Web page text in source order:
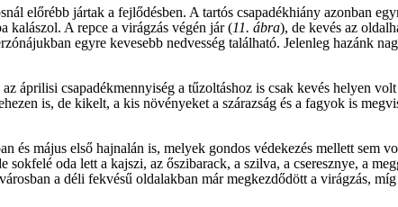
előrébb jártak a fejlődésben. A tartós csapadékhiány azonban
kalászol. A repce a virágzás végén jár (11. ábra), de kevés az
egyre kevesebb nedvesség található. Jelenleg hazánk
áprilisi csapadékmennyiség a tűzoltáshoz is csak kevés helyen
is, de kikelt, a kis növényeket a szárazság és a fagyok is
és május első hajnalán is, melyek gondos védekezés mellett sem
oda lett a kajszi, az őszibarack, a szilva, a cseresznye, a
a déli fekvésű oldalakban már megkezdődött a virágzás,